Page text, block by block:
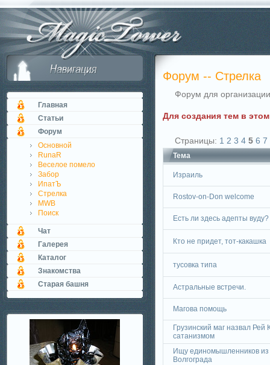
Главная
Статьи
Форум
Основной
RunaR
Веселое помело
Забор
ИпатЪ
Стрелка
MWB
Поиск
Чат
Галерея
Каталог
Знакомства
Старая башня
Форум -- Стрелка
Форум для
Для создания тем в
Страницы: 1 2 3 4 5 6 7
Тема
Израиль
Rostov-on-Don welcome
Есть ли здесь адепты вуду?
Кто не придет, тот-какашка
тусовка типа
Астральные встречи.
Магова помощь
Грузинский маг назвал Рей
сатанизмом
Ищу единомышленников из
Волгограда